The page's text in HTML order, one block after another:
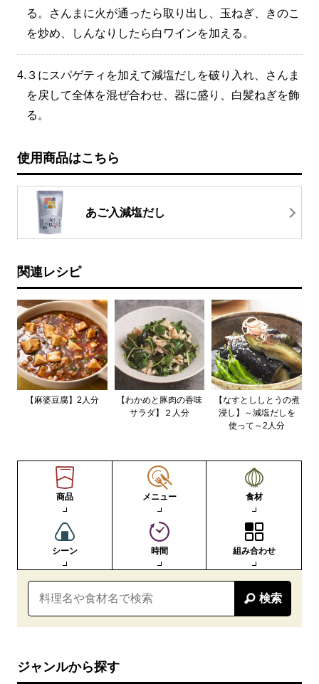
る。さんまに火が通ったら取り出し、玉ねぎ、きのこ
を炒め、しんなりしたら白ワインを加える。
4. ３にスパゲティを加えて減塩だしを破り入れ、さんま
を戻して全体を混ぜ合わせ、器に盛り、白髪ねぎを飾
る。
使用商品はこちら
あご入減塩だし
関連レシピ
【麻婆豆腐】2人分
【わかめと豚肉の香味
サラダ】２人分
【なすとししとうの煮
浸し】～減塩だしを
使って～2人分
商品 メニュー 食材
シーン 時間 組み合わせ
検索
ジャンルから探す